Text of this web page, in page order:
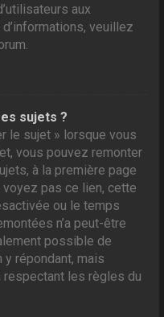
aux
veuillez
sujets ?
le sujet » lorsque vous
vous pouvez remonter
à la première page
voyez pas ce lien, cette
ou le temps
n’a peut-être
possible de
répondant, mais
les règles du